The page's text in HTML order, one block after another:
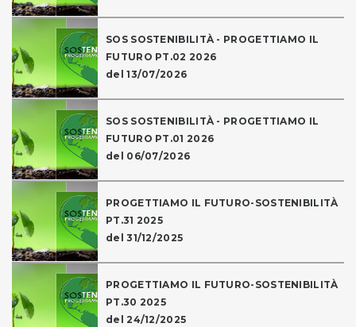
SOS SOSTENIBILITÀ - PROGETTIAMO IL
FUTURO PT.02 2026
del 13/07/2026
SOS SOSTENIBILITÀ - PROGETTIAMO IL
FUTURO PT.01 2026
del 06/07/2026
PROGETTIAMO IL FUTURO-SOSTENIBILITÀ
PT.31 2025
del 31/12/2025
PROGETTIAMO IL FUTURO-SOSTENIBILITÀ
PT.30 2025
del 24/12/2025